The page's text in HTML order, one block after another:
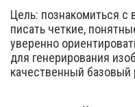
Цель: познакомиться с
писать четкие,
уверенно
для генерирования
качественный базовый